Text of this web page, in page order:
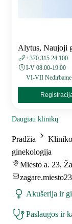
Alytus, Naujoji
+370 315 24 100
I-V 08:00-19:00
VI-VII Nedirbame
Daugiau klinikų
Pradžia
ginekologija
Miesto a. 23,
Akušerija ir
Paslaugos ir